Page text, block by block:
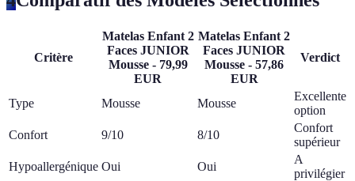
Critère
Matelas Enfant 2
Faces JUNIOR
Mousse - 79,99
EUR
Matelas Enfant 2
Faces JUNIOR
Mousse - 57,86
EUR
Verdict
Type Mousse Mousse
Excellente
option
Confort
9/10 8/10
Confort
supérieur
Hypoallergénique Oui Oui
A
privilégier